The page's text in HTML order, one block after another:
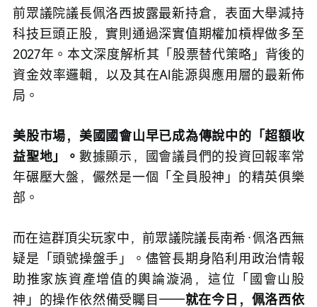
前眾議院議長佩洛西披露最新持倉，表面大舉減持
科技巨頭正股，實則通過深實值期權加槓桿做多至
2027年。本文深度解析其「股票替代策略」背後的
資金效率邏輯，以及其在AI能源與應用層的最新佈
局。
美股市場，美國國會山早已成為傳說中的「超額收
益聖地」。 數據顯示，國會議員們的投資回報率常
年碾壓大盤，儼然是一個「全員股神」的精英俱樂
部。
而在這群頂尖玩家中，前眾議院議長南希·佩洛西無
疑是「頭號操盤手」。儘管長期身陷利用政治情報
助推家族資產增值的輿論漩渦，這位「國會山股
神」的操作依然備受矚目——就在今日，佩洛西依